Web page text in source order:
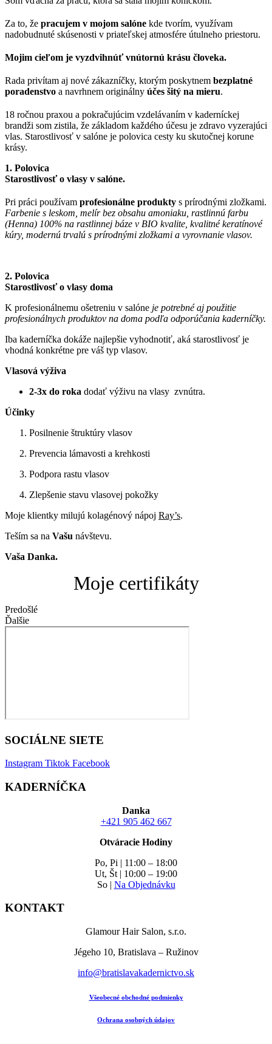
Za to, že pracujem v mojom salóne kde tvorím, využívam
nadobudnuté skúsenosti v priateľskej atmosfére útulneho priestoru.
Mojim cieľom je vyzdvihnúť vnútornú krásu človeka.
Rada privítam aj nové zákazníčky, ktorým poskytnem bezplatné
poradenstvo a navrhnem originálny účes šitý na mieru.
18 ročnou praxou a pokračujúcim vzdelávaním v kaderníckej
brandži som zistila, že základom každého účesu je zdravo vyzerajúci
vlas. Starostlivosť v salóne je polovica cesty ku skutočnej korune
krásy.
1. Polovica
Starostlivosť o vlasy v salóne.
Pri práci používam profesionálne produkty s prírodnými zložkami.
Farbenie s leskom, melír bez obsahu amoniaku, rastlinnú farbu
(Henna) 100% na rastlinnej báze v BIO kvalite, kvalitné keratínové
kúry, modernú trvalú s prírodnými zložkami a vyrovnanie vlasov.
2. Polovica
Starostlivosť o vlasy doma
K profesionálnemu ošetreniu v salóne je potrebné aj použitie
profesionálnych produktov na doma podľa odporúčania kaderníčky.
Iba kaderníčka dokáže najlepšie vyhodnotiť, aká starostlivosť je
vhodná konkrétne pre váš typ vlasov.
Vlasová výživa
2-3x do roka dodať výživu na vlasy zvnútra.
Účinky
Posilnenie štruktúry vlasov
Prevencia lámavosti a krehkosti
Podpora rastu vlasov
Zlepšenie stavu vlasovej pokožky
Moje klientky milujú kolagénový nápoj Ray’s.
Teším sa na Vašu návštevu.
Vaša Danka.
Moje certifikáty
Predošlé
Ďalšie
SOCIÁLNE SIETE
Instagram Tiktok Facebook
KADERNÍČKA
Danka
+421 905 462 667
Otváracie Hodiny
Po, Pi | 11:00 – 18:00
Ut, Št | 10:00 – 19:00
So | Na Objednávku
KONTAKT
Glamour Hair Salon, s.r.o.
Jégeho 10, Bratislava – Ružinov
info@bratislavakadernictvo.sk
Všeobecné obchodné podmienky
Ochrana osobných údajov